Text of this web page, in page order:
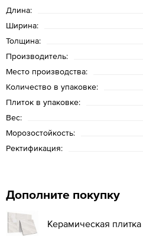
Длина:
Ширина:
Толщина:
Производитель:
Место производства:
Количество в упаковке:
Плиток в упаковке:
Вес:
Морозостойкость:
Ректификация:
Дополните покупку
Керамическая плитка